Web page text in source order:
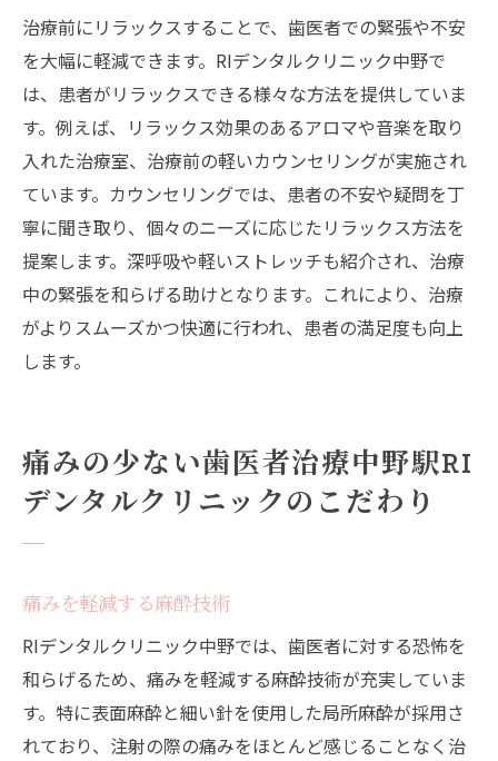
治療前にリラックスすることで、歯医者での緊張や不安
を大幅に軽減できます。RIデンタルクリニック中野で
は、患者がリラックスできる様々な方法を提供していま
す。例えば、リラックス効果のあるアロマや音楽を取り
入れた治療室、治療前の軽いカウンセリングが実施され
ています。カウンセリングでは、患者の不安や疑問を丁
寧に聞き取り、個々のニーズに応じたリラックス方法を
提案します。深呼吸や軽いストレッチも紹介され、治療
中の緊張を和らげる助けとなります。これにより、治療
がよりスムーズかつ快適に行われ、患者の満足度も向上
します。
痛みの少ない歯医者治療中野駅RI
デンタルクリニックのこだわり
痛みを軽減する麻酔技術
RIデンタルクリニック中野では、歯医者に対する恐怖を
和らげるため、痛みを軽減する麻酔技術が充実していま
す。特に表面麻酔と細い針を使用した局所麻酔が採用さ
れており、注射の際の痛みをほとんど感じることなく治